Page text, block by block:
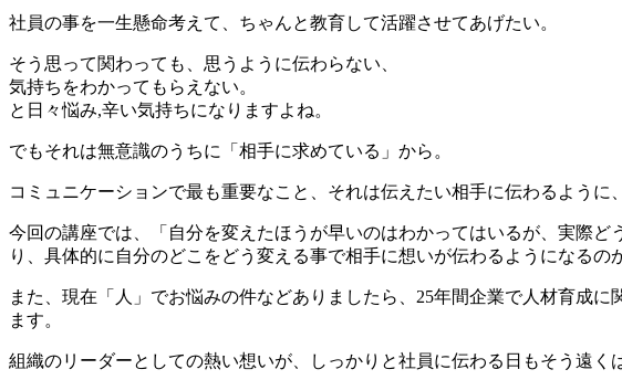
社員の事を一生懸命考えて、ちゃんと教育して活躍させてあげたい。
そう思って関わっても、思うように伝わらない、
気持ちをわかってもらえない。
と日々悩み,辛い気持ちになりますよね。
でもそれは無意識のうちに「相手に求めている」から。
コミュニケーションで最も重要なこと、それは伝えたい相手に伝わるように
今回の講座では、「自分を変えたほうが早いのはわかってはいるが、実際
り、具体的に自分のどこをどう変える事で相手に想いが伝わるようになるの
また、現在「人」でお悩みの件などありましたら、25年間企業で人材育成
ます。
組織のリーダーとしての熱い想いが、しっかりと社員に伝わる日もそう遠く